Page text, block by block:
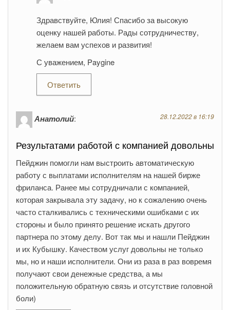
Здравствуйте, Юлия! Спасибо за высокую
оценку нашей работы. Рады сотрудничеству,
желаем вам успехов и развития!
С уважением, Paygine
Ответить
Анатолий: 28.12.2022 в 16:19
Результатами работой с компанией довольны
Пейджин помогли нам выстроить автоматическую
работу с выплатами исполнителям на нашей бирже
фриланса. Ранее мы сотрудничали с компанией,
которая закрывала эту задачу, но к сожалению очень
часто сталкивались с техническими ошибками с их
стороны и было принято решение искать другого
партнера по этому делу. Вот так мы и нашли Пейджин
и их Кубышку. Качеством услуг довольны не только
мы, но и наши исполнители. Они из раза в раз вовремя
получают свои денежные средства, а мы
положительную обратную связь и отсутствие головной
боли)